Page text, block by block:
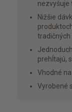
nezvyšuje
Nižšie
tradičných
prehĺtajú,
Vhodné
Vyrobené